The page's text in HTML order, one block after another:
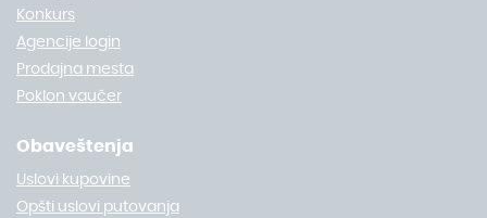
Konkurs
Agencije login
Prodajna mesta
Poklon vaučer
Obaveštenja
Uslovi kupovine
Opšti uslovi putovanja